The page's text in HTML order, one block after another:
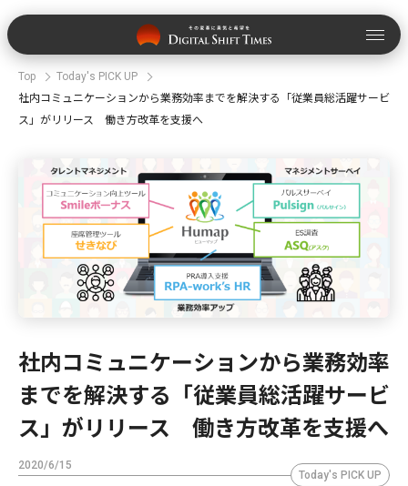
Top
Today's PICK UP
社内コミュニケーションから業務効率までを解決する「従業員総活躍サービ
ス」がリリース 働き方改革を支援へ
社内コミュニケーションから業務効率
までを解決する「従業員総活躍サービ
ス」がリリース 働き方改革を支援へ
2020/6/15
Today's PICK UP